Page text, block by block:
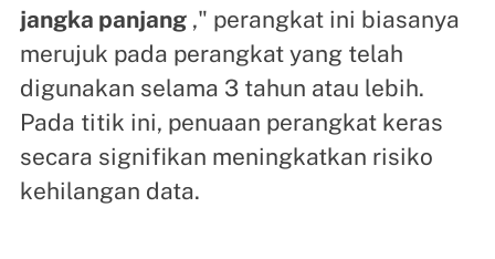
jangka panjang," perangkat ini biasanya
merujuk pada perangkat yang telah
digunakan selama 3 tahun atau lebih.
Pada titik ini, penuaan perangkat keras
secara signifikan meningkatkan risiko
kehilangan data.